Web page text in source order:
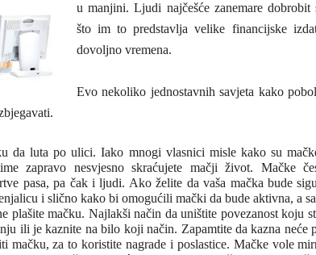
u manjini. Ljudi najčešće zanemare
što im to predstavlja velike financijske
dovoljno vremena.
Evo nekoliko jednostavnih savjeta kako
da luta po ulici. Iako mnogi vlasnici misle kako su
zapravo nesvjesno skraćujete mačji život. Mačke
pasa, pa čak i ljudi. Ako želite da vaša mačka bude
i slično kako bi omogućili mački da bude aktivna, a
plašite mačku. Najlakši način da uništite povezanost koju
ili je kaznite na bilo koji način. Zapamtite da kazna neće
mačku, za to koristite nagrade i poslastice. Mačke vole